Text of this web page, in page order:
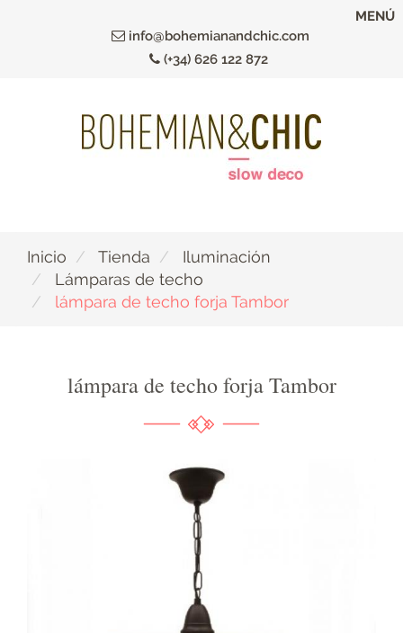
info@bohemianandchic.com
(+34) 626 122 872
MENÚ
Inicio Tienda
Iluminación
Lámparas de techo
lámpara de techo forja Tambor
lámpara de techo forja Tambor